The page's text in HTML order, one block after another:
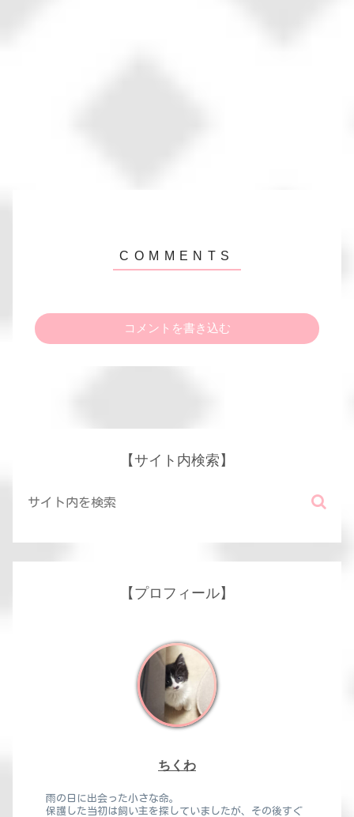
コメントを書き込む
【サイト内検索】
【プロフィール】
ちくわ
雨の日に出会った小さな命。
保護した当初は飼い主を探していましたが、その後すぐ